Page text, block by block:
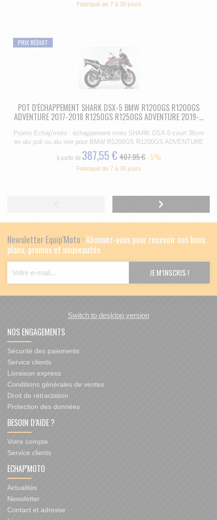
Fabriqué de 7 à 30 jours
PRIX RÉDUIT
POT D'ÉCHAPPEMENT SHARK DSX-5 BMW R1200GS R1200GS
ADVENTURE 2017-2018 R1250GS R1250GS ADVENTURE 2019-...
Promo Echap'moto : échappement moto SHARK DSX-5 court 36cm
en alu poli ou alu noir pour BMW R1200GS R1200GS ADVENTURE
à partir de 387,55 € 407.95 € -5%
Fabriqué de 7 à 30 jours
Newsletter Equip'Moto :Abonnez-vous pour recevoir nos bons
plans, promos et nouveautés
Switch to desktop version
NOS ENGAGEMENTS
Sécurité des paiements
Service clients
Livraison express
Conditions générales de ventes
Droit de rétractation
Protection des données
BESOIN D’AIDE ?
Votre compte
Service clients
ECHAP'MOTO
Actualités
Newsletter
Contact et adresse